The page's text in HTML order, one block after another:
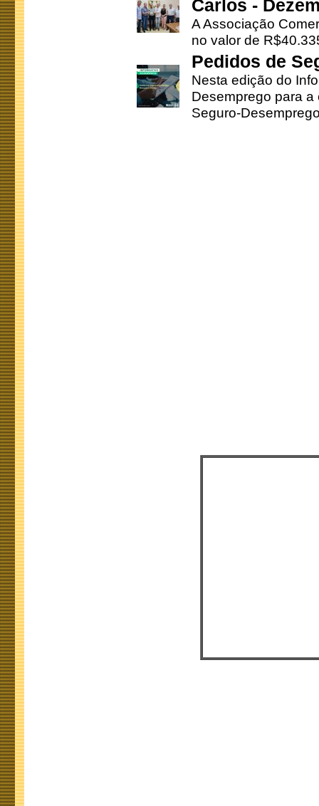
Carlos -
A Associação
no valor de
Pedidos de
Nesta edição do
Desemprego para
Seguro-